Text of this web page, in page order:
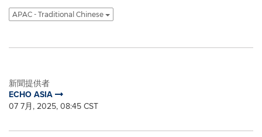
APAC - Traditional Chinese
新聞提供者
ECHO ASIA
07 7月, 2025, 08:45 CST